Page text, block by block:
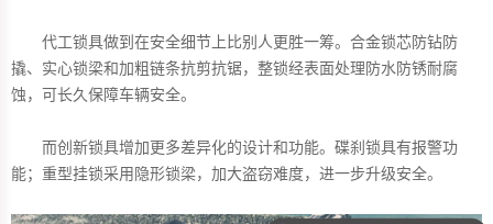
代工锁具做到在安全细节上比别人更胜一筹。合金锁芯防钻防
撬、实心锁梁和加粗链条抗剪抗锯，整锁经表面处理防水防锈耐腐
蚀，可长久保障车辆安全。
而创新锁具增加更多差异化的设计和功能。碟刹锁具有报警功
能；重型挂锁采用隐形锁梁，加大盗窃难度，进一步升级安全。